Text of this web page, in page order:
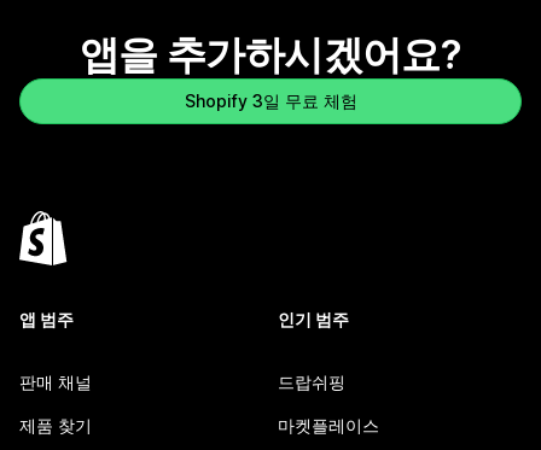
앱을 추가하시겠어요?
Shopify 3일 무료 체험
앱 범주
판매 채널
제품 찾기
인기 범주
드랍쉬핑
마켓플레이스